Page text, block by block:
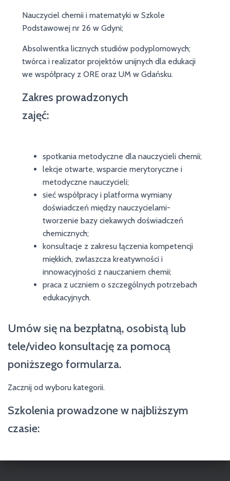
Nauczyciel chemii i matematyki w Szkole
Podstawowej nr 26 w Gdyni;
Absolwentka licznych studiów podyplomowych;
twórca i realizator projektów unijnych dla edukacji
we współpracy z ORE oraz UM w Gdańsku.
Zakres prowadzonych
zajęć:
spotkania metodyczne dla nauczycieli chemii;
lekcje otwarte, wsparcie merytoryczne i
metodyczne nauczycieli;
sieć współpracy i platforma wymiany
doświadczeń między nauczycielami-
tworzenie bazy ciekawych doświadczeń
chemicznych;
konsultacje z zakresu łączenia kompetencji
miękkich, zwłaszcza kreatywności i
innowacyjności z nauczaniem chemii;
praca z uczniem o szczególnych potrzebach
edukacyjnych.
Umów się na bezpłatną, osobistą lub
tele/video konsultację za pomocą
poniższego formularza.
Zacznij od wyboru kategorii.
Szkolenia prowadzone w najbliższym
czasie: